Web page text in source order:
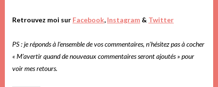
Retrouvez moi sur Facebook, Instagram & Twitter
PS : je réponds à l’ensemble de vos commentaires, n’hésitez pas à cocher
« M’avertir quand de nouveaux commentaires seront ajoutés » pour
voir mes retours.